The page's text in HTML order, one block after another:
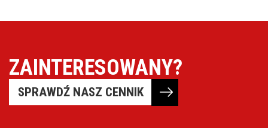
Referencje
Blog
ZAINTERESOWANY?
SPRAWDŹ NASZ CENNIK